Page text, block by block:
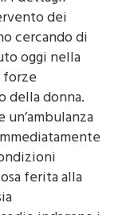
i dettagli
dei
cercando di
oggi nella
forze
della donna.
ferita alla